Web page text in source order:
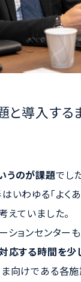
と導入する
うのが課題でし
わゆる「よく
えていました。
ョンセンター
応する時間を少
向けである各